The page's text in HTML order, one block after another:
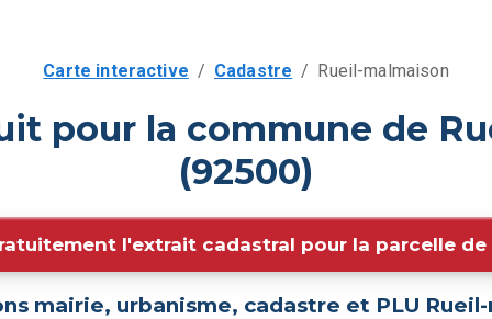
Carte interactive / Cadastre / Rueil-malmaison
pour la commune de
(92500)
l'extrait cadastral pour la parcelle de
mairie, urbanisme, cadastre et PLU